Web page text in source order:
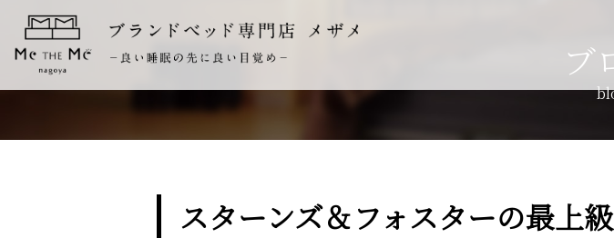
ブ
スターンズ＆フォスターの最上